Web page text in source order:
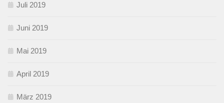
Juli 2019
Juni 2019
Mai 2019
April 2019
März 2019